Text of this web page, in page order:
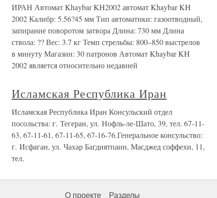
ИРАН Автомат Khaybar KH2002 автомат Khaybar KH
2002 Калибр: 5.56?45 мм Тип автоматики: газоотводный,
запирание поворотом затвора Длина: 730 мм Длина
ствола: ?? Вес: 3.7 кг Темп стрельбы: 800–850 выстрелов
в минуту Магазин: 30 патронов Автомат Khaybar KH
2002 является относительно недавней
Исламская Республика Иран
Исламская Республика Иран Консульский отдел
посольства: г. Тегеран, ул. Нофль-ле-Шато, 39, тел. 67-11-
63, 67-11-61, 67-11-65, 67-16-76.Генеральное консульство:
г. Исфаган, ул. Чахар Багдиятпаин, Масджед соффехи, 11,
тел.
О проекте Разделы